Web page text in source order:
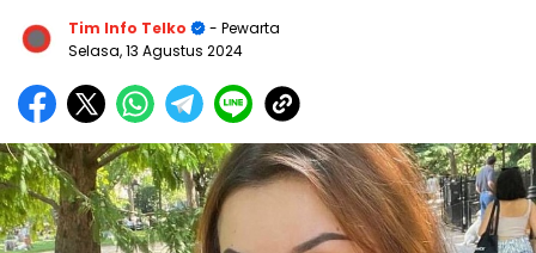
Tim Info Telko
- Pewarta
Selasa, 13 Agustus 2024